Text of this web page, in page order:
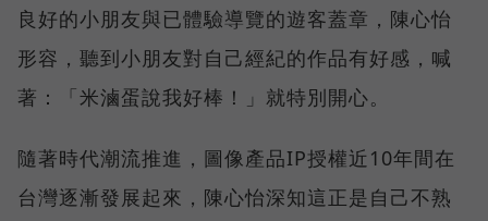
良好的小朋友與已體驗導覽的遊客蓋章，陳心怡
形容，聽到小朋友對自己經紀的作品有好感，喊
著：「米滷蛋說我好棒！」就特別開心。
隨著時代潮流推進，圖像產品IP授權近10年間在
台灣逐漸發展起來，陳心怡深知這正是自己不熟